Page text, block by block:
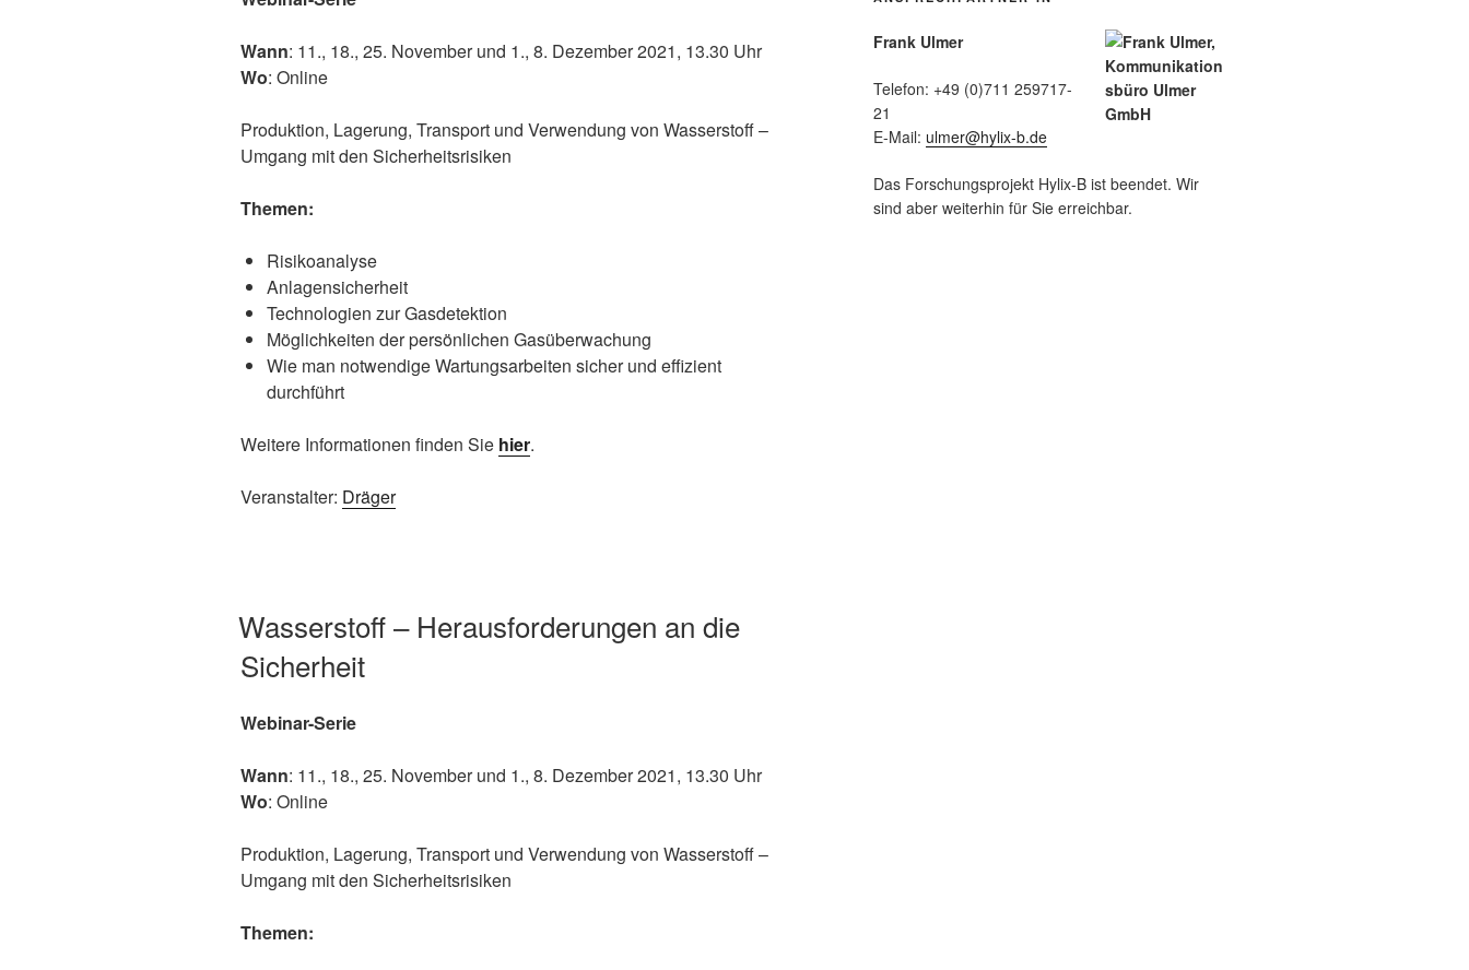
Wann: 11., 18., 25. November und 1., 8. Dezember 2021, 13.30 Uhr
Wo: Online
Produktion, Lagerung, Transport und Verwendung von Wasserstoff –
Umgang mit den Sicherheitsrisiken
Themen:
Risikoanalyse
Anlagensicherheit
Technologien zur Gasdetektion
Möglichkeiten der persönlichen Gasüberwachung
Wie man notwendige Wartungsarbeiten sicher und effizient
durchführt
Weitere Informationen finden Sie hier.
Veranstalter: Dräger
Wasserstoff – Herausforderungen an die
Sicherheit
Webinar-Serie
Wann: 11., 18., 25. November und 1., 8. Dezember 2021, 13.30 Uhr
Wo: Online
Produktion, Lagerung, Transport und Verwendung von Wasserstoff –
Umgang mit den Sicherheitsrisiken
Themen:
Frank Ulmer
Telefon: +49 (0)711 259717-
21
E-Mail: ulmer@hylix-b.de
Das Forschungsprojekt Hylix-B ist beendet. Wir
sind aber weiterhin für Sie erreichbar.